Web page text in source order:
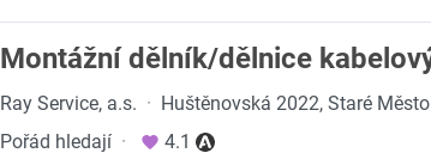
Montážní dělník/dělnice
Ray Service, a.s. · Huštěnovská 2022, Staré Město
Pořád hledají · 4.1